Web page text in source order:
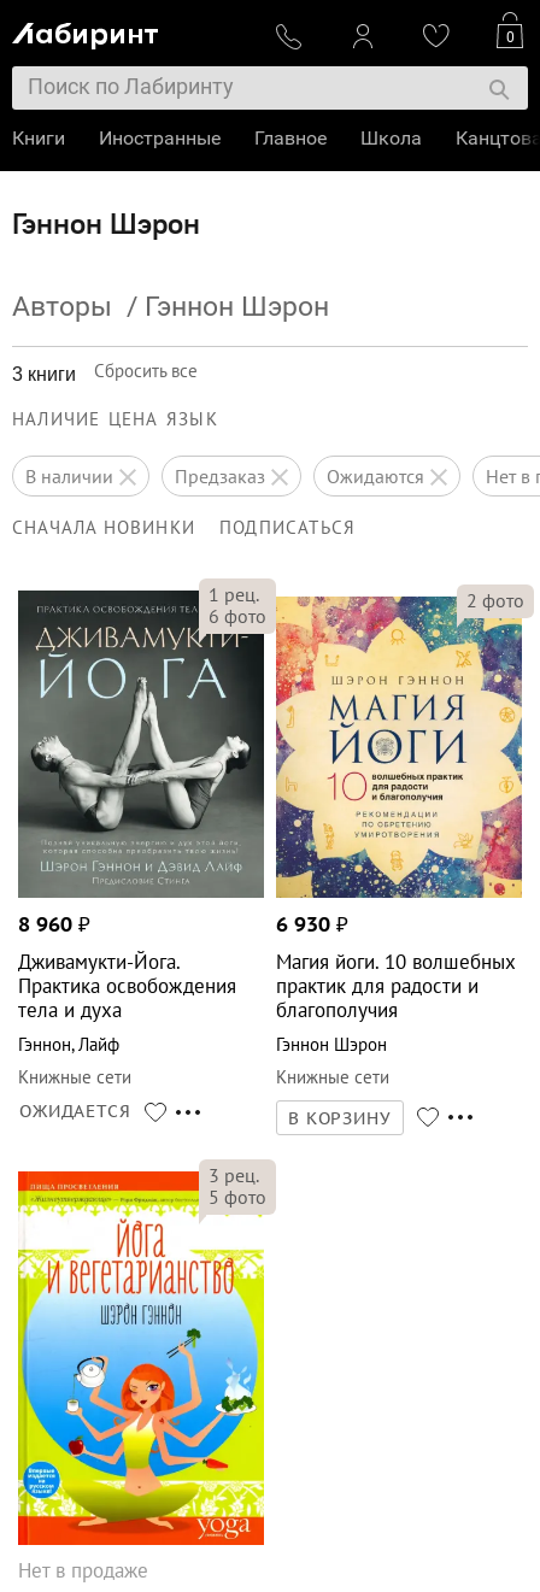
Гэннон Шэрон
Авторы / Гэннон Шэрон
3 книги Сбросить все
НАЛИЧИЕ ЦЕНА ЯЗЫК
в наличии предзаказ ожидаются нет
СНАЧАЛА НОВИНКИ ПОДПИСАТЬСЯ
1 рец.
6 фото
8 960 ₽
Дживамукти-Йога.
Практика освобождения
тела и духа
Гэннон,Лайф
Книжные сети
ОЖИДАЕТСЯ
2 фото
6 930 ₽
Магия йоги. 10 волшебных
практик для радости и
благополучия
Гэннон Шэрон
Книжные сети
В КОРЗИНУ
3 рец.
5 фото
Нет в продаже
0
Книги Иностранные Главное Школа